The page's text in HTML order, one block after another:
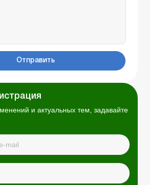
Отправить
и актуальных тем, задавайте